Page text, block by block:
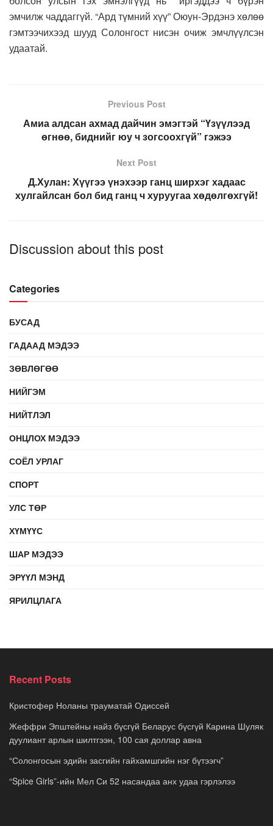
эмчилж чаддаггүй. “Ард түмний хүү” Оюун-Эрдэнэ хөлөө
гэмтээчихээд шууд Солонгост нисэн очиж эмчлүүлсэн
удаатай.
Previous Post
Амиа алдсан ахмад дайчин эмэгтэй “Үзүүлээд
өгнөө, биднийг юу ч зогсоохгүй” гэжээ
Next Post
Д.Хулан: Хүүгээ үнэхээр ганц ширхэг хадаас
хулгайлсан бол бид ганц ч хуруугаа хөдөлгөхгүй!
Discussion about this post
Categories
БУСАД
ГАДААД МЭДЭЭ
ЗӨВЛӨГӨӨ
НИЙГЭМ
НИЙТЛЭЛ
ОНЦЛОХ МЭДЭЭ
СОЁЛ УРЛАГ
СПОРТ
УЛС ТӨР
ХҮМҮҮС
ШАР МЭДЭЭ
ЭРҮҮЛ МЭНД
ЯРИЛЦЛАГА
Recent Posts
Кристофер Ноланы трауматай Одиссей
Жеффри Эпштейны найз бүсгүй Беларус бүсгүй Карина Шуляк
дуулиант арлын шилтгээн, 100 сая доллар авна
“Солонгосын эдийн засгийн гайхамшгийн нэг бүтээгч”
“Spice Girls”-ийн Мел Си 52 насандаа анх удаа гэрлэлээ